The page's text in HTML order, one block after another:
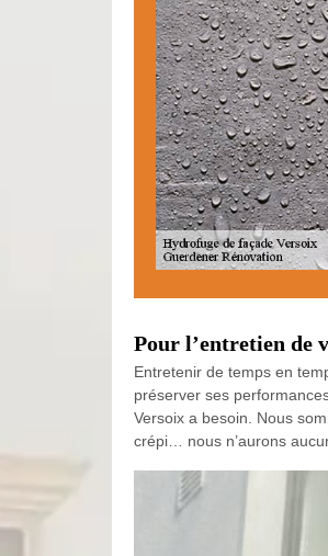
Pour l’entretien de
Entretenir de temps en
préserver ses
Versoix a besoin. Nous
crépi… nous n’aurons